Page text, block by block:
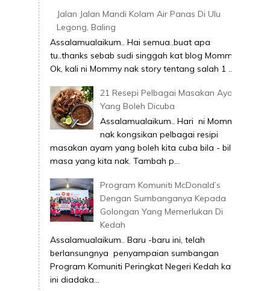
Jalan Jalan Mandi Kolam Air Panas Di Ulu
Legong, Baling
Assalamualaikum.. Hai semua..buat apa
tu..thanks sebab sudi singgah kat blog Mommy.
Ok, kali ni Mommy nak story tentang salah 1 ...
21 Resepi Pelbagai Masakan Ayam
Yang Boleh Dicuba
Assalamualaikum.. Hari ni Mommy
nak kongsikan pelbagai resipi
masakan ayam yang boleh kita cuba bila - bila
masa yang kita nak. Tambah p...
Program Komuniti McDonald’s
Dengan Sumbanganya Kepada
Golongan Yang Memerlukan Di
Kedah
Assalamualaikum.. Baru -baru ini, telah
berlansungnya penyampaian sumbangan
Program Komuniti Peringkat Negeri Kedah kali
ini diadaka...